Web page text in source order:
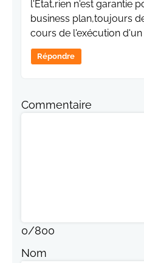
l'Etat,rien n'est garantie
business plan,toujours
cours de l'exécution d'un
Répondre
Commentaire
0/800
Nom